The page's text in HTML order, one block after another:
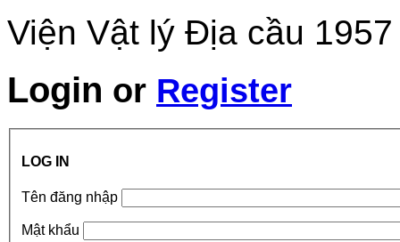
Viện Vật lý Địa cầu
Login or Register
LOG IN
Tên đăng nhập
Mật khẩu